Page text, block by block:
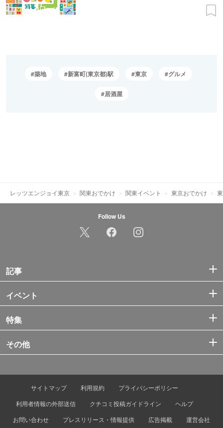
築地 新富町(東京都)駅 東京 グルメ
居酒屋
レッツエンジョイ東京 関東おでかけ 関東イベント 東京おでかけ
Follow Us
記事
イベント
特集
その他
サイトマップ 利用規約
プライバシーポリシー
利用者情報の外部送信
クチコミ投稿ガイドライン
ヘルプ
お問い合わせ
プレスリリース・情報提供 広告掲載 運営会社